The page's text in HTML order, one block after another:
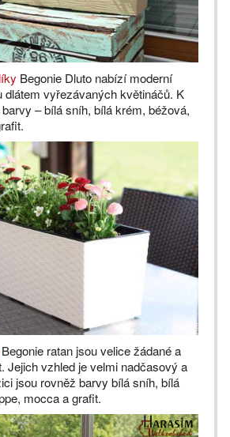
Begonie Dluto nabízí moderní
dlátem vyřezávaných květináčů. K
– bílá sníh, bílá krém, béžová,
Begonie ratan jsou velice žádané a
Jejich vzhled je velmi nadčasový a
jsou rovněž barvy bílá sníh, bílá
mocca a grafit.